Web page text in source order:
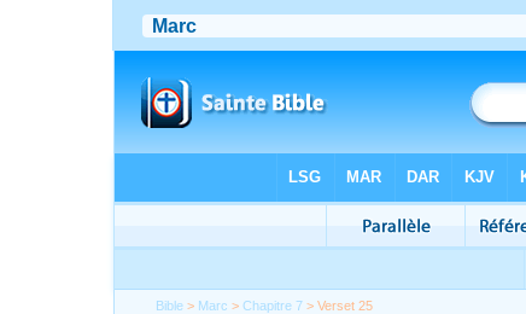
Bible > Marc >Chapitre 7 > Verset 25